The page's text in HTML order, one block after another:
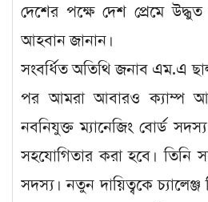
দেশের পক্ষে দেশ প্রেমে
আহবান জানান।
সংবর্ধিত অতিথি জনাব এম.এ
পর আমরা আবারও ক্যাম্প
নবনিযুক্ত ম্যানেজিং বোর্ড
সহযোগিতার করা হবে। তিনি
সদস্য। নতুন দায়িত্বকে চ্যালেঞ্জ